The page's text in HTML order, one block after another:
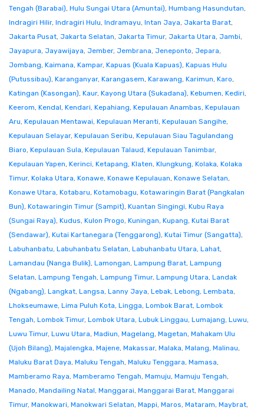
Tengah (Barabai), Hulu Sungai Utara (Amuntai), Humbang Hasundutan,
Indragiri Hilir, Indragiri Hulu, Indramayu, Intan Jaya, Jakarta Barat,
Jakarta Pusat, Jakarta Selatan, Jakarta Timur, Jakarta Utara, Jambi,
Jayapura, Jayawijaya, Jember, Jembrana, Jeneponto, Jepara,
Jombang, Kaimana, Kampar, Kapuas (Kuala Kapuas), Kapuas Hulu
(Putussibau), Karanganyar, Karangasem, Karawang, Karimun, Karo,
Katingan (Kasongan), Kaur, Kayong Utara (Sukadana), Kebumen, Kediri,
Keerom, Kendal, Kendari, Kepahiang, Kepulauan Anambas, Kepulauan
Aru, Kepulauan Mentawai, Kepulauan Meranti, Kepulauan Sangihe,
Kepulauan Selayar, Kepulauan Seribu, Kepulauan Siau Tagulandang
Biaro, Kepulauan Sula, Kepulauan Talaud, Kepulauan Tanimbar,
Kepulauan Yapen, Kerinci, Ketapang, Klaten, Klungkung, Kolaka, Kolaka
Timur, Kolaka Utara, Konawe, Konawe Kepulauan, Konawe Selatan,
Konawe Utara, Kotabaru, Kotamobagu, Kotawaringin Barat (Pangkalan
Bun), Kotawaringin Timur (Sampit), Kuantan Singingi, Kubu Raya
(Sungai Raya), Kudus, Kulon Progo, Kuningan, Kupang, Kutai Barat
(Sendawar), Kutai Kartanegara (Tenggarong), Kutai Timur (Sangatta),
Labuhanbatu, Labuhanbatu Selatan, Labuhanbatu Utara, Lahat,
Lamandau (Nanga Bulik), Lamongan, Lampung Barat, Lampung
Selatan, Lampung Tengah, Lampung Timur, Lampung Utara, Landak
(Ngabang), Langkat, Langsa, Lanny Jaya, Lebak, Lebong, Lembata,
Lhokseumawe, Lima Puluh Kota, Lingga, Lombok Barat, Lombok
Tengah, Lombok Timur, Lombok Utara, Lubuk Linggau, Lumajang, Luwu,
Luwu Timur, Luwu Utara, Madiun, Magelang, Magetan, Mahakam Ulu
(Ujoh Bilang), Majalengka, Majene, Makassar, Malaka, Malang, Malinau,
Maluku Barat Daya, Maluku Tengah, Maluku Tenggara, Mamasa,
Mamberamo Raya, Mamberamo Tengah, Mamuju, Mamuju Tengah,
Manado, Mandailing Natal, Manggarai, Manggarai Barat, Manggarai
Timur, Manokwari, Manokwari Selatan, Mappi, Maros, Mataram, Maybrat,